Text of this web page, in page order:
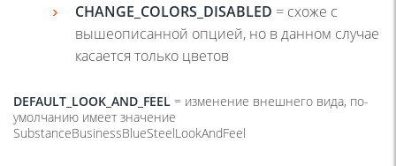
CHANGE COLORS DISABLED = схоже с
вышеописанной опцией, но в данном случае
касается только цветов
DEFAULT_LOOK_AND_FEEL = изменение внешнего вида, по-
умолчанию имеет значение
SubstanceBusinessBlueSteelLookAndFeel